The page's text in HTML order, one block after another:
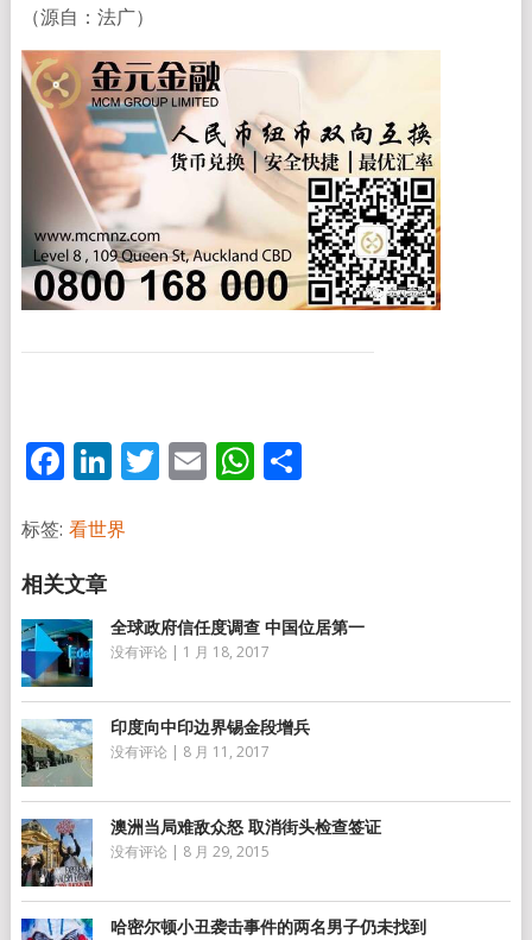
（源自：法广）
Facebook
LinkedIn
Twitter
EmailWhatsApp
分
标签: 看世界
全球政府信任度调查 中国位居第一
没有评论 | 1 月 18, 2017
印度向中印边界锡金段增兵
没有评论 | 8 月 11, 2017
澳洲当局难敌众怒 取消街头检查签证
没有评论 | 8 月 29, 2015
哈密尔顿小丑袭击事件的两名男子仍未找到